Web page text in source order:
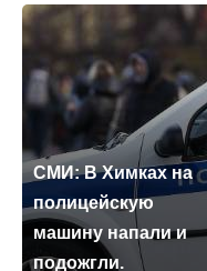
СМИ: В Химках на
полицейскую
машину напали и
подожгли.